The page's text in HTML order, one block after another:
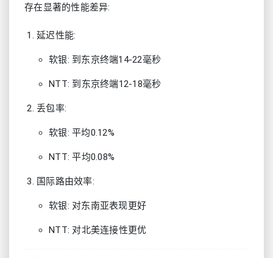
存在显著的性能差异:
延迟性能:
软银: 到东京终端14-22毫秒
NTT: 到东京终端12-18毫秒
丢包率:
软银: 平均0.12%
NTT: 平均0.08%
国际路由效率:
软银: 对东南亚表现更好
NTT: 对北美连接性更优